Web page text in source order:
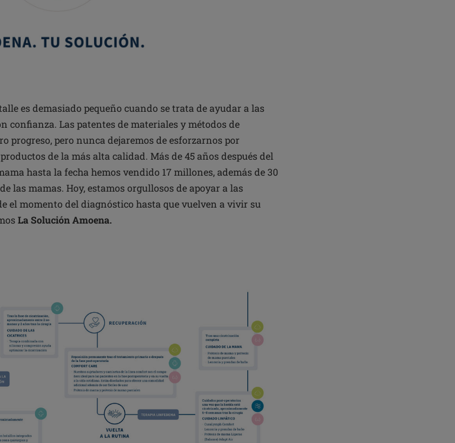
es demasiado pequeño cuando se trata de ayudar a las
confianza. Las patentes de materiales y métodos de
progreso, pero nunca dejaremos de esforzarnos por
de la más alta calidad. Más de 45 años después del
hasta la fecha hemos vendido 17 millones, además de 30
las mamas. Hoy, estamos orgullosos de apoyar a las
el momento del diagnóstico hasta que vuelven a vivir su
La Solución Amoena.